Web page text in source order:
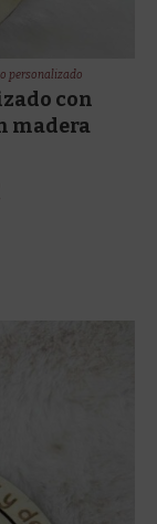
personalizado
con
madera